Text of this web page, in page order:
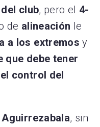
club, pero el 4-
de alineación le
a los extremos y
que debe tener
control del
, sin